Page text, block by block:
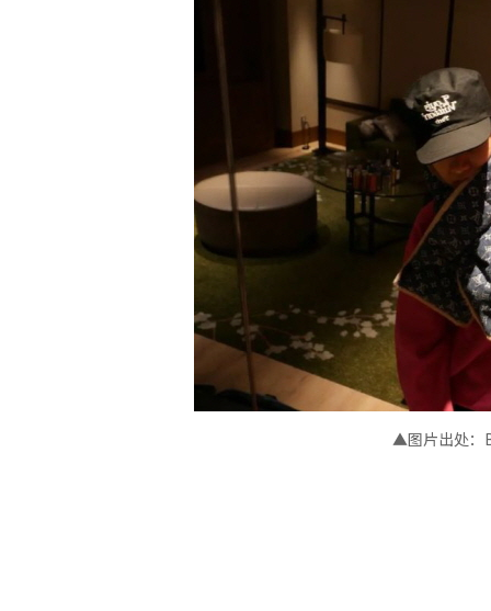
▲图片出处：